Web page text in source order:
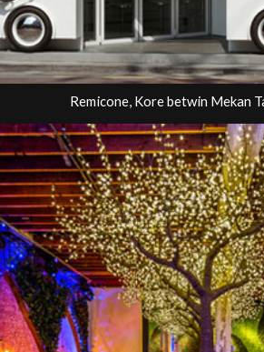
Remicone, Kore betwin Mekan